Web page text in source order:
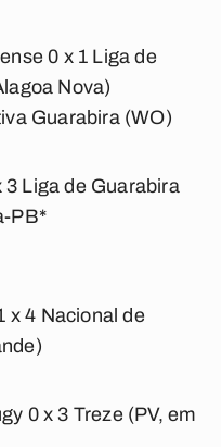
0 x 1 Liga de
Nova)
Guarabira(WO)
Liga de Guarabira
PB*
x 4 Nacional de
0 x 3 Treze (PV, em